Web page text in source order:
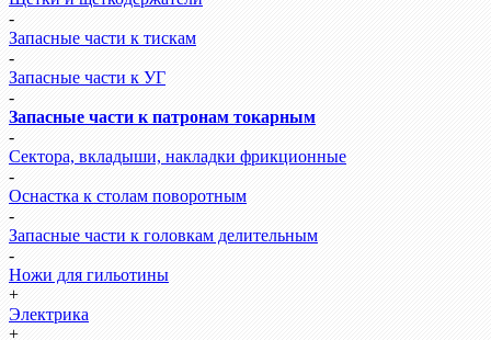
-
Запасные части к тискам
-
Запасные части к УГ
-
Запасные части к патронам токарным
-
Сектора, вкладыши, накладки фрикционные
-
Оснастка к столам поворотным
-
Запасные части к головкам делительным
-
Ножи для гильотины
+
Электрика
+